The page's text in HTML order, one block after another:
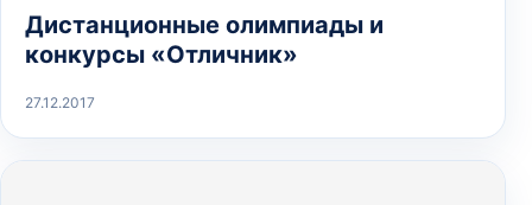
Дистанционные олимпиады и
конкурсы «Отличник»
27.12.2017